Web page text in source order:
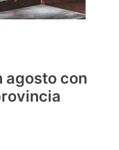
agosto con